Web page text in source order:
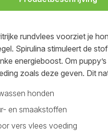
rundvlees voorziet je
Spirulina stimuleert de
energieboost. Om
zoals deze geven. Dit
honden
en smaakstoffen
vers vlees voeding